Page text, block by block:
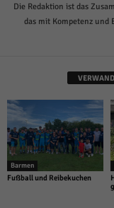
Die Redaktion ist das
das mit Kompetenz und
Barmen
Fußball und Reibekuchen